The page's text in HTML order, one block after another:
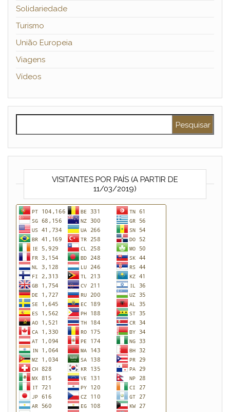
Solidariedade
Turismo
União Europeia
Viagens
Vídeos
VISITANTES POR PAÍS (A PARTIR DE
11/03/2019)